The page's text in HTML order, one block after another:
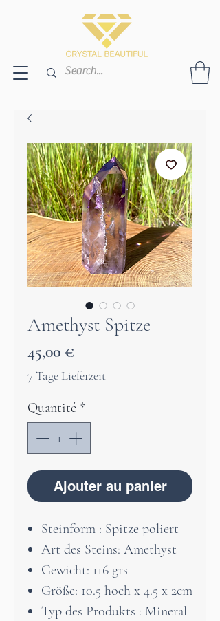
Amethyst Spitze
45,00 €
7 Tage Lieferzeit
Quantité *
Ajouter au panier
Steinform : Spitze poliert
Art des Steins: Amethyst
Gewicht: 116 grs
Größe: 10.5 hoch x 4.5 x 2cm
Typ des Produkts : Mineral